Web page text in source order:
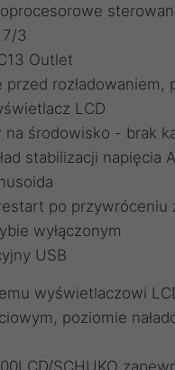
7/3
Outlet
przed rozładowaniem,
LCD
na środowisko - brak
stabilizacji napięcia
po przywróceniu
wyłączonym
USB
wyświetlaczowi
poziomie
SCHUKO